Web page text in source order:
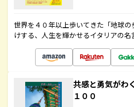
世界を４０年以上歩いてきた「地球
けする、人生を輝かせるイタリアの
共感と勇気がわ
１００